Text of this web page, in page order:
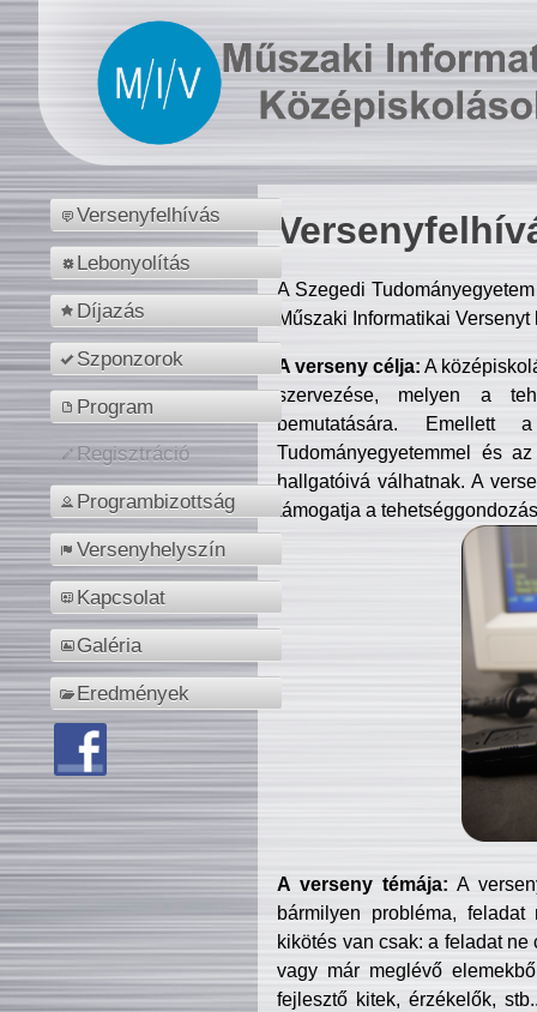
Versenyfelhívás
Lebonyolítás
Díjazás
Szponzorok
Program
Regisztráció
Programbizottság
Versenyhelyszín
Kapcsolat
Galéria
Eredmények
A Szegedi
Műszaki Informatikai
A verseny célja: A
szervezése, melyen a
bemutatására. Emellett
Tudományegyetemmel és
hallgatóivá válhatnak. A
támogatja a
A verseny témája: A
bármilyen probléma, feladat
kikötés van csak: a feladat
vagy már meglévő
fejlesztő kitek, érzékelők,